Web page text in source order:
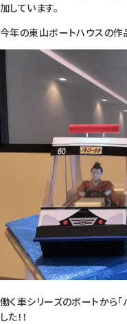
加しています。
今年の東山ボートハウスの作品
働く車シリーズのボートから「
した！！